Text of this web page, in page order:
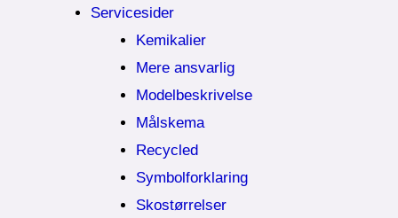
Servicesider
Kemikalier​
Mere ansvarlig
Modelbeskrivelse
Målskema
Recycled
Symbolforklaring
Skostørrelser